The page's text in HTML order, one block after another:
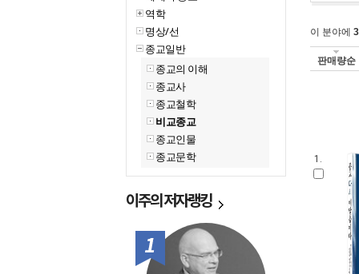
역학
명상/선
종교일반
종교의 이해
종교사
종교철학
비교종교
종교인물
종교문학
이주의저자랭킹
1위
이 분야에
판매량순
1.